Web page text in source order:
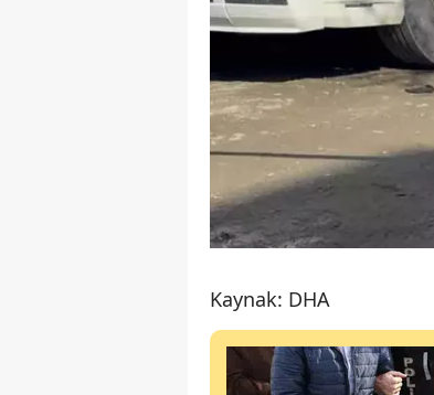
Kaynak: DHA